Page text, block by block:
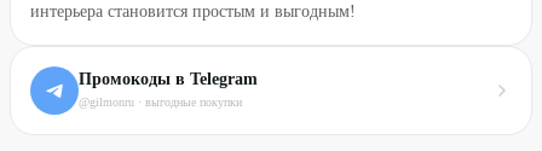
интерьера становится простым и выгодным!
Промокоды в Telegram
@gilmonru · выгодные покупки